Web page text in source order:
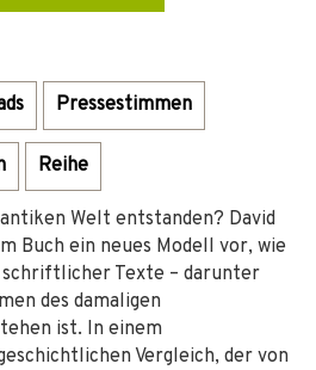
Pressestimmen
Reihe
Welt entstanden? David
Buch ein neues Modell vor, wie
Texte – darunter
des damaligen
ist. In einem
Vergleich, der von